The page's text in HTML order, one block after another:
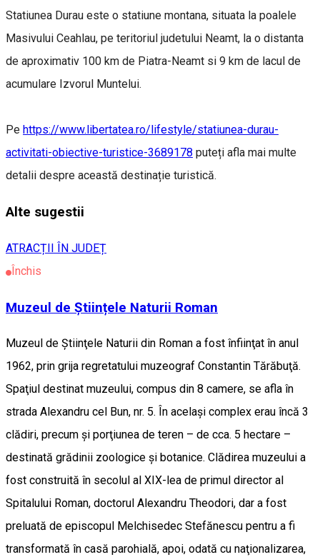
Statiunea Durau este o statiune montana, situata la poalele
Masivului Ceahlau, pe teritoriul judetului Neamt, la o distanta
de aproximativ 100 km de Piatra-Neamt si 9 km de lacul de
acumulare Izvorul Muntelui.
Pe https://www.libertatea.ro/lifestyle/statiunea-durau-
activitati-obiective-turistice-3689178 puteți afla mai multe
detalii despre această destinație turistică.
Alte sugestii
ATRACȚII ÎN JUDEȚ
Închis
Muzeul de Științele Naturii Roman
Muzeul de Ştiinţele Naturii din Roman a fost înfiinţat în anul
1962, prin grija regretatului muzeograf Constantin Tărăbuţă.
Spaţiul destinat muzeului, compus din 8 camere, se afla în
strada Alexandru cel Bun, nr. 5. În acelaşi complex erau încă 3
clădiri, precum şi porţiunea de teren – de cca. 5 hectare –
destinată grădinii zoologice şi botanice. Clădirea muzeului a
fost construită în secolul al XIX-lea de primul director al
Spitalului Roman, doctorul Alexandru Theodori, dar a fost
preluată de episcopul Melchisedec Stefănescu pentru a fi
transformată în casă parohială, apoi, odată cu naţionalizarea,